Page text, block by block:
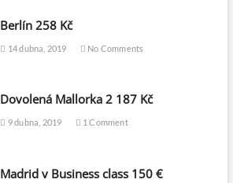
Berlín 258 Kč
14 dubna, 2019 No Comments
Dovolená Mallorka 2 187 Kč
9 dubna, 2019 1 Comment
Madrid v Business class 150 €